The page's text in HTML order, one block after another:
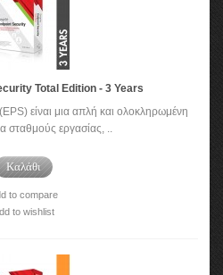
Total Edition - 3 Years
είναι μια απλή και ολοκληρωμένη
σταθμούς εργασίας, ..
Καλάθι
to compare
to wishlist